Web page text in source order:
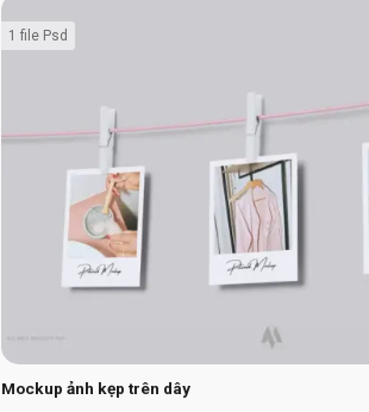
Mockup ảnh kẹp trên dây
1 file Psd